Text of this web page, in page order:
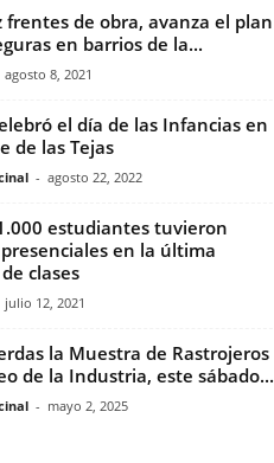
frentes de obra, avanza el plan
en barrios de la...
agosto 8, 2021
el día de las Infancias en
de las Tejas
- agosto 22, 2022
estudiantes tuvieron
en la última
clases
julio 12, 2021
la Muestra de Rastrojeros
de la Industria, este sábado...
- mayo 2, 2025